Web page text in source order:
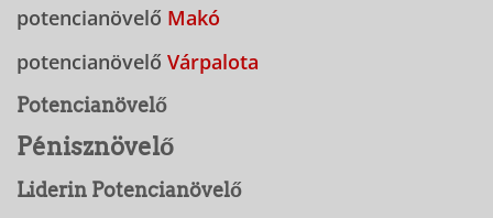
potencianövelő Makó
potencianövelő Várpalota
Potencianövelő
Pénisznövelő
Liderin Potencianövelő